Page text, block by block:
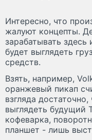
Интересно, что
жалуют концепты.
зарабатывать здесь
будет выглядеть
средств.
Взять, например,
оранжевый пикап
взгляда
выглядеть будущий
кофеварка,
планшет - лишь